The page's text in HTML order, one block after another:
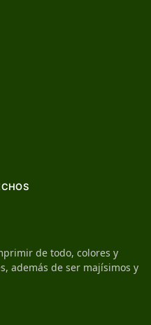
de todo, colores y
además de ser majísimos y